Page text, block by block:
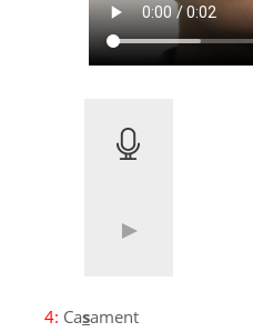
4: Casament